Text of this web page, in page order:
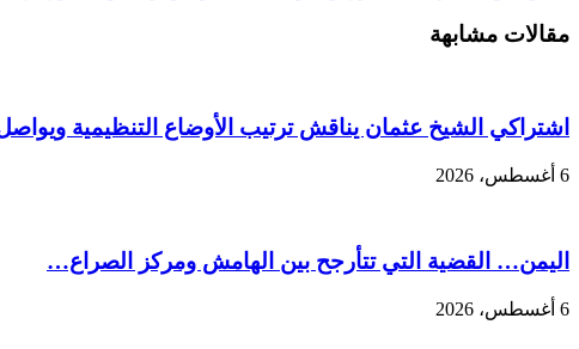
مقالات مشابهة
اشتراكي الشيخ عثمان يناقش ترتيب الأوضاع التنظيمية
6 أغسطس، 2026
اليمن… القضية التي تتأرجح بين الهامش ومركز الصراع…
6 أغسطس، 2026